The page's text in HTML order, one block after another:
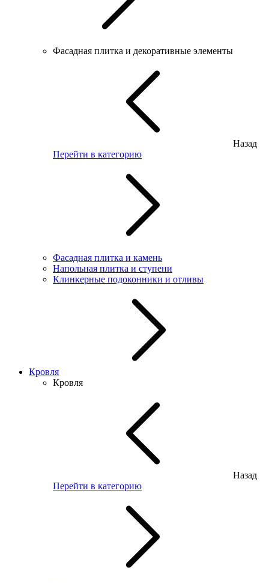
Фасадная плитка и декоративные элементы
Назад
Перейти в категорию
Фасадная плитка и камень
Напольная плитка и ступени
Клинкерные подоконники и отливы
Кровля
Кровля
Назад
Перейти в категорию